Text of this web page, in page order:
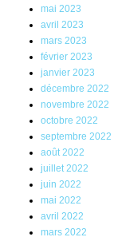
mai 2023
avril 2023
mars 2023
février 2023
janvier 2023
décembre 2022
novembre 2022
octobre 2022
septembre 2022
août 2022
juillet 2022
juin 2022
mai 2022
avril 2022
mars 2022